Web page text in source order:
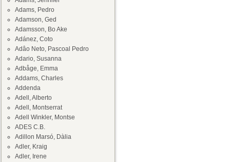
Adams, Pedro
Adamson, Ged
Adamsson, Bo Ake
Adánez, Coto
Adâo Neto, Pascoal Pedro
Adario, Susanna
Adbåge, Emma
Addams, Charles
Addenda
Adell, Alberto
Adell, Montserrat
Adell Winkler, Montse
ADES C.B.
Adillon Marsó, Dàlia
Adler, Kraig
Adler, Irene